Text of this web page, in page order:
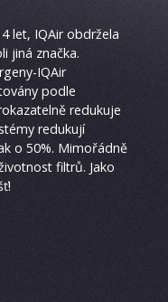
let, IQAir obdržela
jiná značka.
IQAir
podle
redukuje
redukují
o 50%. Mimořádně
filtrů. Jako